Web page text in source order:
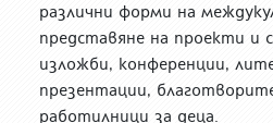
различни форми на
представяне на проекти и
изложби, конференции,
презентации,
работилници за деца.